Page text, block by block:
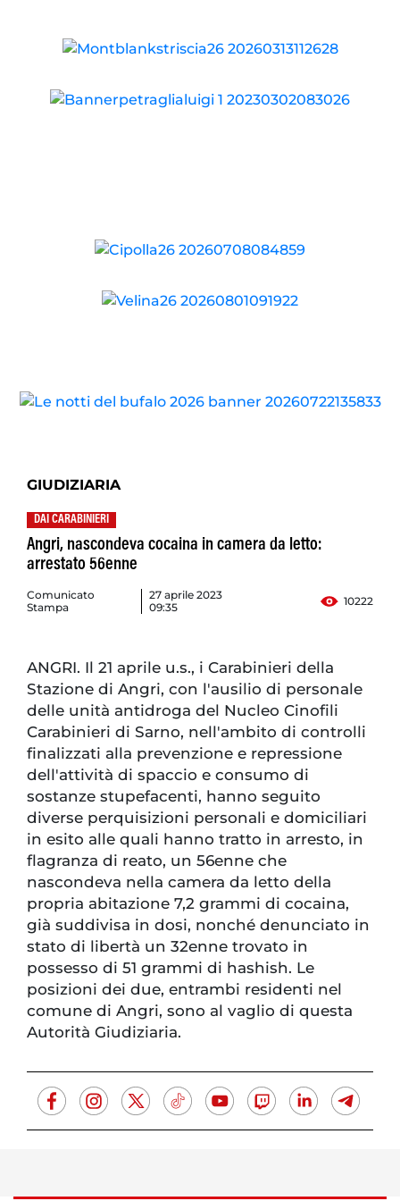
GIUDIZIARIA
DAI CARABINIERI
Angri, nascondeva cocaina in camera da letto:
arrestato 56enne
Comunicato
Stampa
27 aprile 2023
09:35
10222
ANGRI. Il 21 aprile u.s., i Carabinieri della
Stazione di Angri, con l'ausilio di personale
delle unità antidroga del Nucleo Cinofili
Carabinieri di Sarno, nell'ambito di controlli
finalizzati alla prevenzione e repressione
dell'attività di spaccio e consumo di
sostanze stupefacenti, hanno seguito
diverse perquisizioni personali e domiciliari
in esito alle quali hanno tratto in arresto, in
flagranza di reato, un 56enne che
nascondeva nella camera da letto della
propria abitazione 7,2 grammi di cocaina,
già suddivisa in dosi, nonché denunciato in
stato di libertà un 32enne trovato in
possesso di 51 grammi di hashish. Le
posizioni dei due, entrambi residenti nel
comune di Angri, sono al vaglio di questa
Autorità Giudiziaria.